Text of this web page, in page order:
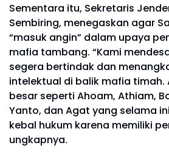
Sementara itu, Sekretaris
Sembiring, menegaskan agar
“masuk angin” dalam upaya
mafia tambang. “Kami
segera bertindak dan
intelektual di balik mafia
besar seperti Ahoam, Athiam,
Yanto, dan Agat yang selama
kebal hukum karena memiliki
ungkapnya.